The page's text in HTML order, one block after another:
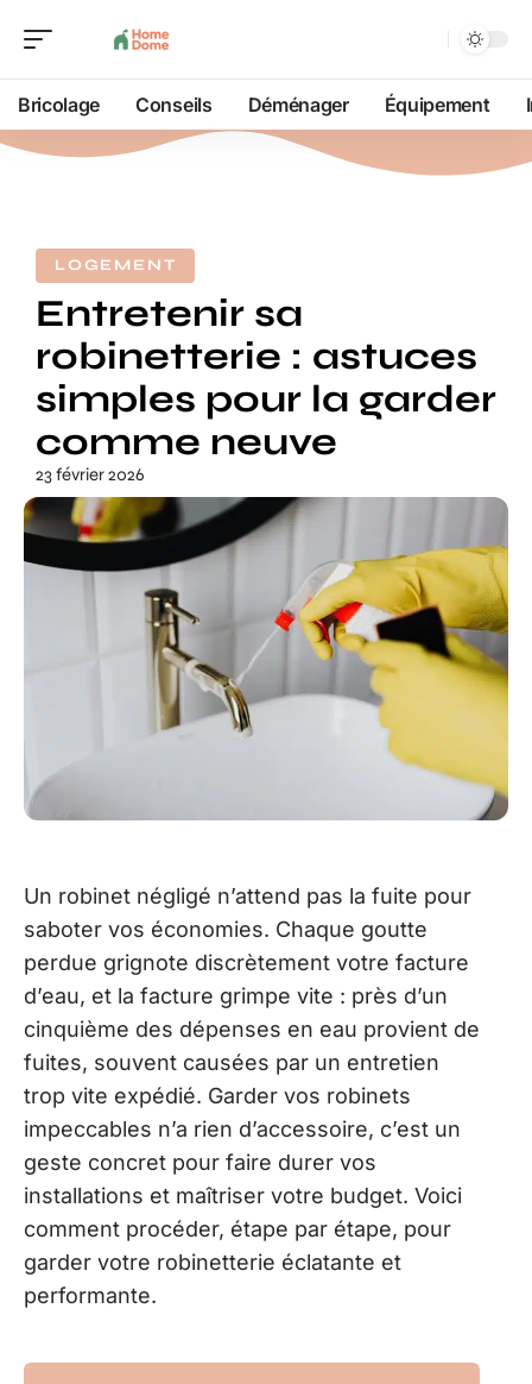
Bricolage Conseils Déménager Équipement
LOGEMENT
Entretenir sa
robinetterie : astuces
simples pour la garder
comme neuve
23 février 2026
Un robinet négligé n’attend pas la fuite pour
saboter vos économies. Chaque goutte
perdue grignote discrètement votre facture
d’eau, et la facture grimpe vite : près d’un
cinquième des dépenses en eau provient de
fuites, souvent causées par un entretien
trop vite expédié. Garder vos robinets
impeccables n’a rien d’accessoire, c’est un
geste concret pour faire durer vos
installations et maîtriser votre budget. Voici
comment procéder, étape par étape, pour
garder votre robinetterie éclatante et
performante.